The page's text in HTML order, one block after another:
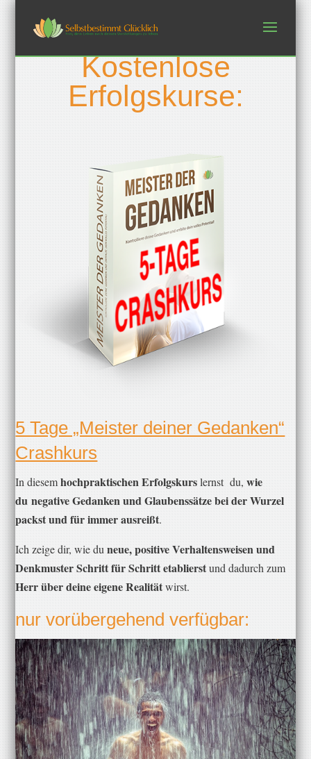
Kostenlose
Erfolgskurse:
​5 Tage „Meister deiner Gedanken“
Crashkurs
​In diesemhochpraktischen Erfolgskurslernst du,wie
dunegative Gedanken und Glaubenssätze bei der Wurzel
packst und für immer ausreißt.
Ich zeige dir, wie duneue, positive Verhaltensweisen und
Denkmuster Schritt für Schritt etablierstund dadurch zum
Herr über deine eigene Realitätwirst.
​nur vorübergehend verfügbar: